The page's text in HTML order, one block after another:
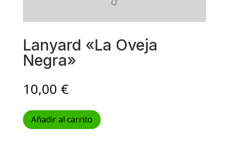
Lanyard «La Oveja
Negra»
10,00 €
Añadir al carrito